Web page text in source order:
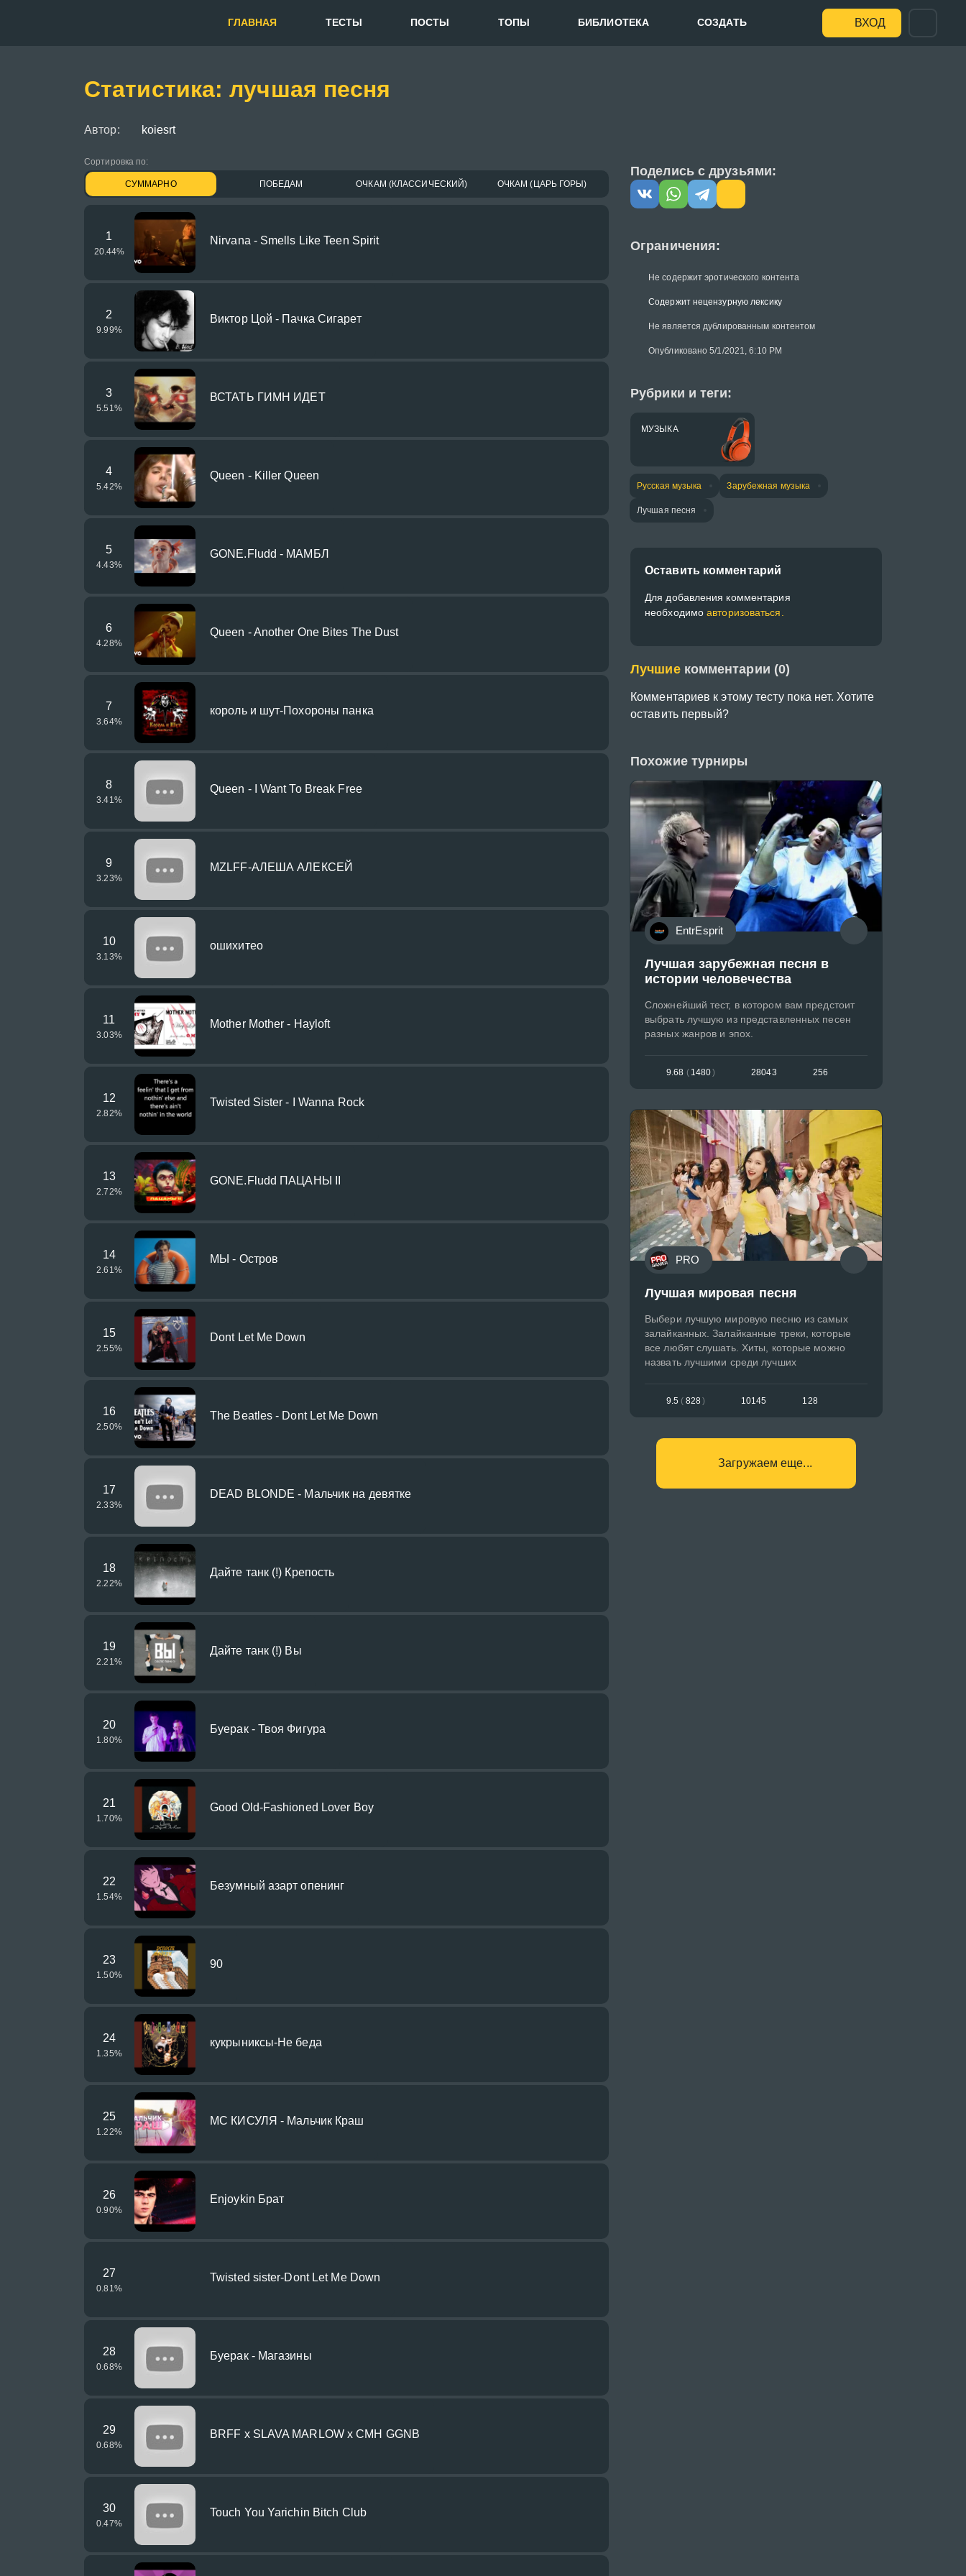
ГЛАВНАЯ ТЕСТЫ ПОСТЫ ТОПЫ БИБЛИОТЕКА СОЗДАТЬ ВХОД
Статистика: лучшая песня
Автор: koiesrt
Сортировка по:
СУММАРНО ПОБЕДАМ ОЧКАМ (КЛАССИЧЕСКИЙ) ОЧКАМ (ЦАРЬ ГОРЫ)
1
20.44%
Nirvana - Smells Like Teen Spirit
2
9.99%
Виктор Цой - Пачка Сигарет
3
5.51 %
ВСТАТЬ ГИМН ИДЕТ
4
5.42%
Queen - Killer Queen
5
4.43%
GONE.Fludd - МАМБЛ
6
4.28%
Queen - Another One Bites The Dust
7
3.64%
король и шут-Похороны панка
8
3.41 %
Queen - I Want To Break Free
9
3.23%
MZLFF-АЛЕША АЛЕКСЕЙ
10
3.13%
ошихитео
11
3.03%
Mother Mother - Hayloft
12
2.82%
Twisted Sister - I Wanna Rock
13
2.72%
GONE.Fludd ПАЦАНЫ II
14
2.61 %
МЫ - Остров
15
2.55%
Dont Let Me Down
16
2.50%
The Beatles - Dont Let Me Down
17
2.33%
DEAD BLONDE - Мальчик на девятке
18
2.22%
Дайте танк (!) Крепость
19
2.21 %
Дайте танк (!) Вы
20
1.80%
Буерак - Твоя Фигура
21
1.70%
Good Old-Fashioned Lover Boy
22
1.54%
Безумный азарт опенинг
23
1.50%
90
24
1.35%
кукрыниксы-Не беда
25
1.22%
МС КИСУЛЯ - Мальчик Краш
26
0.90%
Enjoykin Брат
27
0.81 %
Twisted sister-Dont Let Me Down
28
0.68%
Буерак - Магазины
29
0.68%
BRFF x SLAVA MARLOW x CMH GGNB
30
0.47%
Touch You Yarichin Bitch Club
Поделись с друзьями:
Ограничения:
Не содержит эротического контента
Содержит нецензурную лексику
Не является дублированным контентом
Опубликовано 5/1/2021, 6:10 PM
Рубрики и теги:
МУЗЫКА
Русская музыка Зарубежная музыка
Лучшая песня
Оставить комментарий
Для добавления комментария
необходимоавторизоваться.
Лучшие комментарии (0)
Комментариев к этому тесту пока нет. Хотите
оставить первый?
Похожие турниры
EntrEsprit
Лучшая зарубежная песня в
истории человечества
Сложнейший тест, в котором вам предстоит
выбрать лучшую из представленных песен
разных жанров и эпох.
9.68 ( 1480) 28043 256
PRO
Лучшая мировая песня
Выбери лучшую мировую песню из самых
залайканных. Залайканные треки, которые
все любят слушать. Хиты, которые можно
назвать лучшими среди лучших
9.5 ( 828) 10145 128
Загружаем еще...